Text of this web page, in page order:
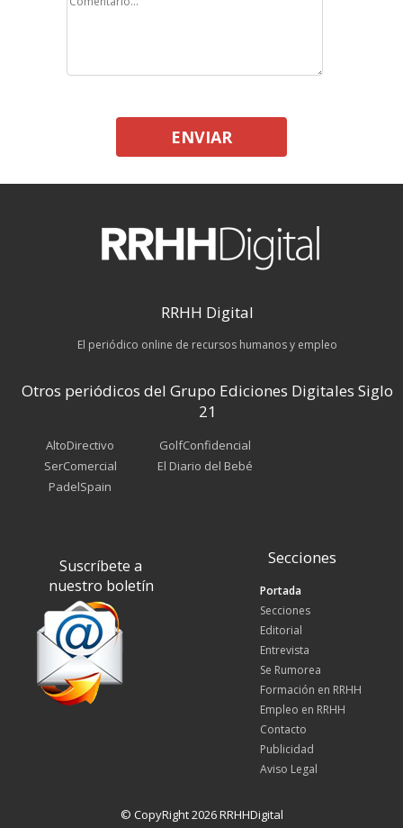
ENVIAR
RRHH Digital
El periódico online de recursos humanos y empleo
Otros periódicos del Grupo Ediciones Digitales Siglo
21
AltoDirectivo
SerComercial
PadelSpain
GolfConfidencial
El Diario del Bebé
Suscríbete a
nuestro boletín
Secciones
Portada
Secciones
Editorial
Entrevista
Se Rumorea
Formación en RRHH
Empleo en RRHH
Contacto
Publicidad
Aviso Legal
© CopyRight 2026 RRHHDigital